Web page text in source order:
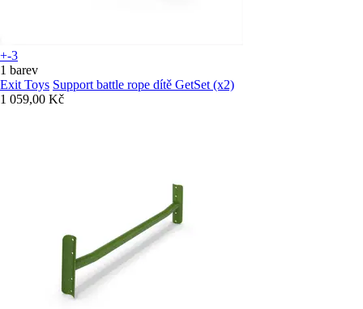
+-3
1 barev
Exit Toys Support battle rope dítě GetSet (x2)
1 059,00 Kč